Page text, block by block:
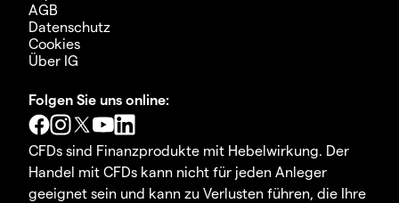
AGB
Datenschutz
Cookies
Über IG
Folgen Sie uns online:
CFDs sind Finanzprodukte mit Hebelwirkung. Der
Handel mit CFDs kann nicht für jeden Anleger
geeignet sein und kann zu Verlusten führen, die Ihre